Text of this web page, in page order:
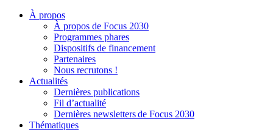
À propos
À propos de Focus 2030
Programmes phares
Dispositifs de financement
Partenaires
Nous recrutons !
Actualités
Dernières publications
Fil d’actualité
Dernières newsletters de Focus 2030
Thématiques